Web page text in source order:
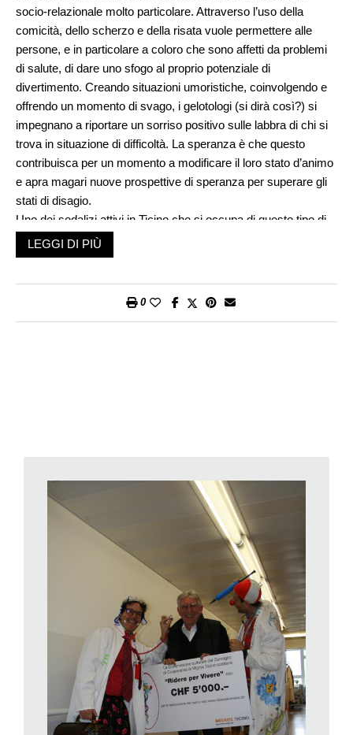
socio-relazionale molto particolare. Attraverso l’uso della
comicità, dello scherzo e della risata vuole permettere alle
persone, e in particolare a coloro che sono affetti da problemi
di salute, di dare uno sfogo al proprio potenziale di
divertimento. Creando situazioni umoristiche, coinvolgendo e
offrendo un momento di svago, i gelotologi (si dirà così?) si
impegnano a riportare un sorriso positivo sulle labbra di chi si
trova in situazione di difficoltà. La speranza è che questo
contribuisca per un momento a modificare il loro stato d’animo
e apra magari nuove prospettive di speranza per superare gli
stati di disagio.
Uno dei sodalizi attivi in Ticino che si occupa di questo tipo di
intervento è l’associazione Ridere per vivere. Nata nel 2004,
concentra i propri sforzi in vari contesti: nelle scuole, negli
reparti pediatrici di vari nosocomi della nostra regione.
sono serviti a ridisegnare il sito webwww.riderepervivere.ch
offrire all’attività del gruppo una più efficace vetrina in rete.
In questo modo le attività, gli scopi sociali e la filosofia di fondo
possono essere meglio conosciuti e apprezzati, con l’obiettivo
non secondario di convincere nuovi volontari a partecipare
all’esperienza. Nella foto che pubblichiamo, il presidente della
Commissione culturale del Consiglio di Cooperativa di Migros
Ticino, Marco Bronzini (che si diverte un mondo), consegna
l’assegno simbolico a Lina Graifemberg alias Dottoressa
Mentina, Manuel Milani, detto Dottor Salsa, Antonella Ficara, la
Dottoressa Lapilla, e a Stefano Scricciolo, ovvero il Dottor
LEGGI DI PIÙ
0